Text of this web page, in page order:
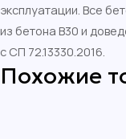
эксплуатации. Все
из бетона В30 и
с СП 72.13330.2016.
Похожие